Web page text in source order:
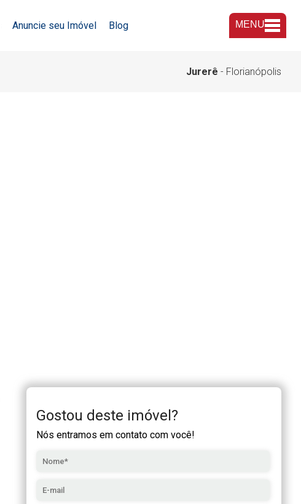
Anuncie seu Imóvel Blog MENU
Jurerê - Florianópolis
Gostou deste imóvel?
Nós entramos em contato com você!